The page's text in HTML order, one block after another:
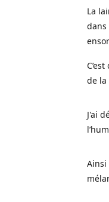
La
dans
de
J'ai
Ainsi